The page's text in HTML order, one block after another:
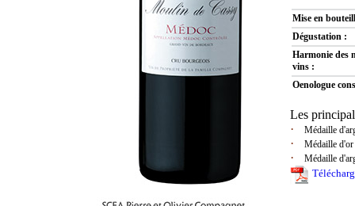
Mise en
Dégustation :
Harmonie des
vins :
Oenologue
Les
·
Médaille
· Médaille d'or
· Médaille